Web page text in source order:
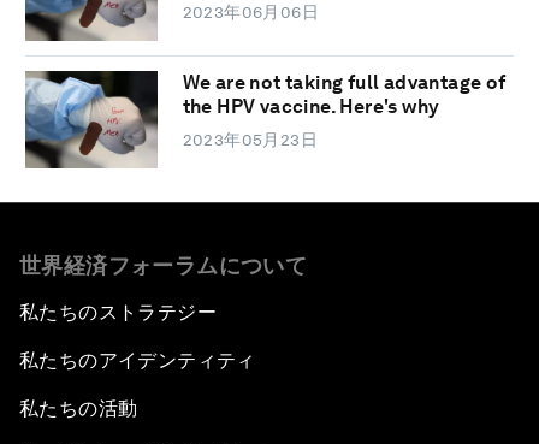
2023年06月06日
We are not taking full advantage of
the HPV vaccine. Here's why
2023年05月23日
世界経済フォーラムについて
私たちのストラテジー
私たちのアイデンティティ
私たちの活動